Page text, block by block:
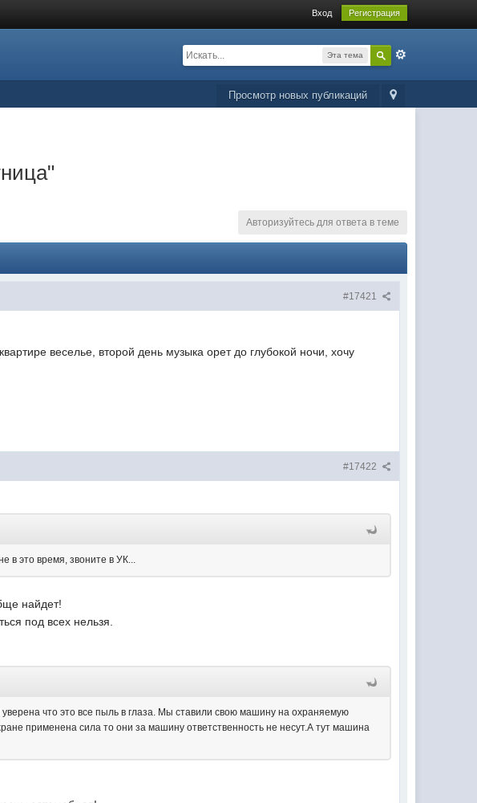
Вход Регистрация
Эта тема
Просмотр новых публикаций
Авторизуйтесь для ответа в теме
#17421
веселье, второй день музыка орет до глубокой ночи, хочу
#17422
в это время, звоните в УК...
найдет!
под всех нельзя.
что это все пыль в глаза. Мы ставили свою машину на охраняемую
применена сила то они за машину ответственность не несут.А тут машина